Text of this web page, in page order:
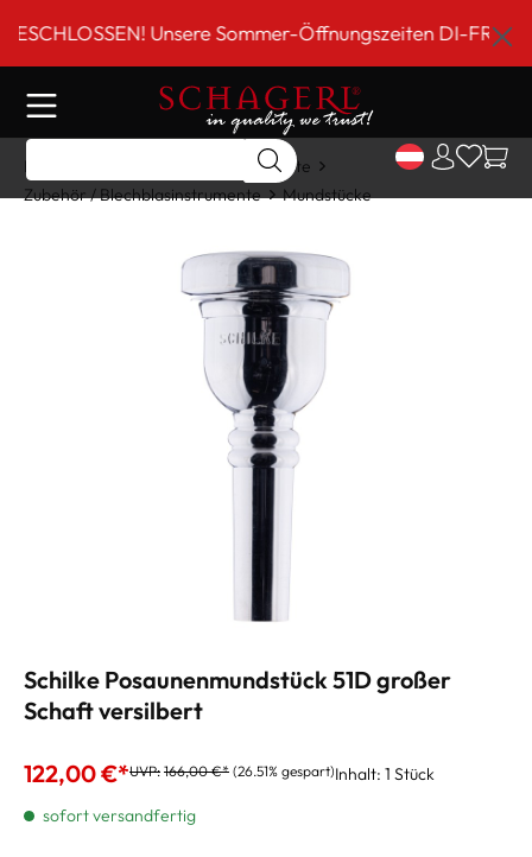
springenUnsere Sommer-Öffnungszeiten DI-FR 9 bis
Home
Blechblasinstrumente
Zubehör / Blechblasinstrumente
Mundstücke
Schilke Posaunenmundstück 51D großer
Schaft versilbert
122,00 €*UVP: 166,00 €* (26.51% gespart)Inhalt: 1 Stück
sofort versandfertig